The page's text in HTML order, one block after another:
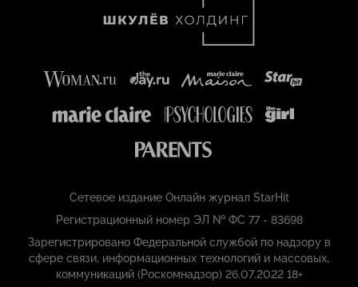
Сетевое издание Онлайн журнал StarHit
Регистрационный номер ЭЛ № ФС 77 - 83698
Зарегистрировано Федеральной службой по надзору в
сфере связи, информационных технологий и массовых,
коммуникаций (Роскомнадзор) 26.07.2022 18+